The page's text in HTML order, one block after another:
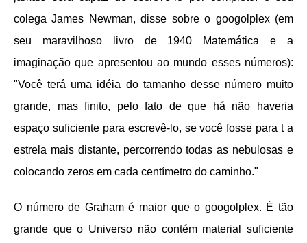
colega James Newman, disse sobre o googolplex (em
seu maravilhoso livro de 1940 Matemática e a
imaginação que apresentou ao mundo esses números):
"Você terá uma idéia do tamanho desse número muito
grande, mas finito, pelo fato de que há não haveria
espaço suficiente para escrevê-lo, se você fosse para t a
estrela mais distante, percorrendo todas as nebulosas e
colocando zeros em cada centímetro do caminho."
O número de Graham é maior que o googolplex. É tão
grande que o Universo não contém material suficiente